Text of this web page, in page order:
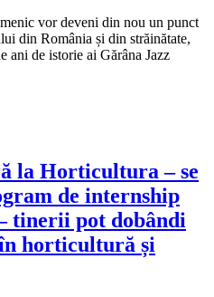
vor deveni din nou un punct
din România și din străinătate,
ani de istorie ai Gărâna Jazz
la Horticultura – se
de internship
tinerii pot dobândi
horticultură și